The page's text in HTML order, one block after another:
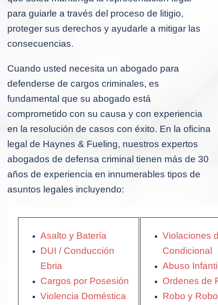
para guiarle a través del proceso de litigio,
proteger sus derechos y ayudarle a mitigar las
consecuencias.
Cuando usted necesita un abogado para
defenderse de cargos criminales, es
fundamental que su abogado está
comprometido con su causa y con experiencia
en la resolución de casos con éxito. En la oficina
legal de Haynes & Fueling, nuestros expertos
abogados de defensa criminal tienen más de 30
años de experiencia en innumerables tipos de
asuntos legales incluyendo:
Asalto y Batería
DUI / Conducción
Ebria
Cargos por Posesión
Violencia Doméstica
Violaciones
Condicional
Abuso
Ordenes de
Robo y Robo